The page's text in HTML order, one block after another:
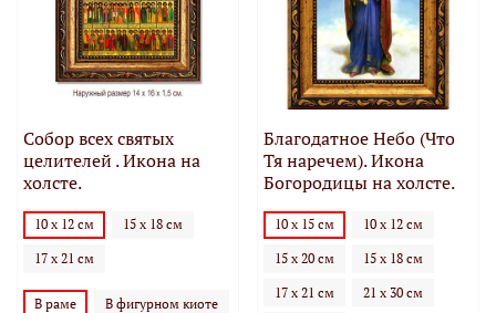
Собор всех святых
целителей . Икона на
холсте.
10 х 12 см 15 х 18 см
17 х 21 см
В раме В фигурном киоте
Благодатное Небо (Что
Тя наречем). Икона
Богородицы на холсте.
10 х 15 см 10 х 12 см
15 х 20 см 15 х 18 см
17 х 21 см 21 х 30 см